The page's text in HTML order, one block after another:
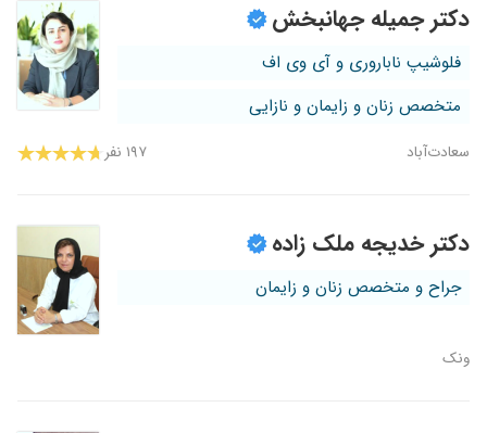
دکتر جمیله جهانبخش
فلوشیپ ناباروری و آی وی اف
متخصص زنان و زایمان و نازایی
سعادت‌آباد ۱۹۷ نفر
دکتر خدیجه ملک زاده
جراح و متخصص زنان و زایمان
ونک